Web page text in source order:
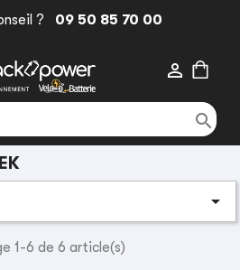
? 09 50 85 70 00



1-6 de 6 article(s)